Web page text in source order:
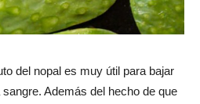
del nopal es muy útil para bajar
Además del hecho de que